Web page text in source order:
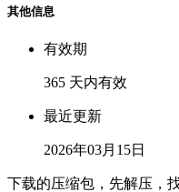
其他信息
有效期
365 天内有效
最近更新
2026年03月15日
下载的压缩包，先解压，